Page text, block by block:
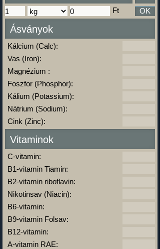
Ft OK
Ásványok
Kálcium (Calc):
Vas (Iron):
Magnézium :
Foszfor (Phosphor):
Kálium (Potassium):
Nátrium (Sodium):
Cink (Zinc):
Vitaminok
C-vitamin:
B1-vitamin Tiamin:
B2-vitamin riboflavin:
Nikotinsav (Niacin):
B6-vitamin:
B9-vitamin Folsav:
B12-vitamin:
A-vitamin RAE: